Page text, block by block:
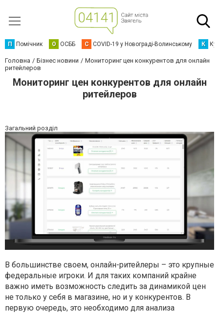
П Помічник О ОСББ C COVID-19 у Новограді-Волинському К
Головна Бізнес новини
Мониторинг цен конкурентов для онлайн
ритейлеров
Мониторинг цен конкурентов для онлайн
ритейлеров
Загальний розділ
В большинстве своем, онлайн-ритейлеры – это крупные
федеральные игроки. И для таких компаний крайне
важно иметь возможность следить за динамикой цен
не только у себя в магазине, но и у конкурентов. В
первую очередь, это необходимо для анализа